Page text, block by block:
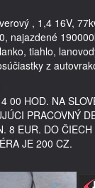
, 1,4 16V,
najazdené
tiahlo,
z
00 HOD. NA
PRACOVNÝ
8 EUR. DO
JE 200 CZ.